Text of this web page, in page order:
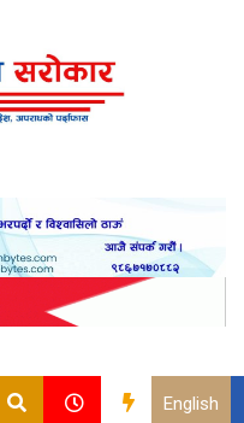
English